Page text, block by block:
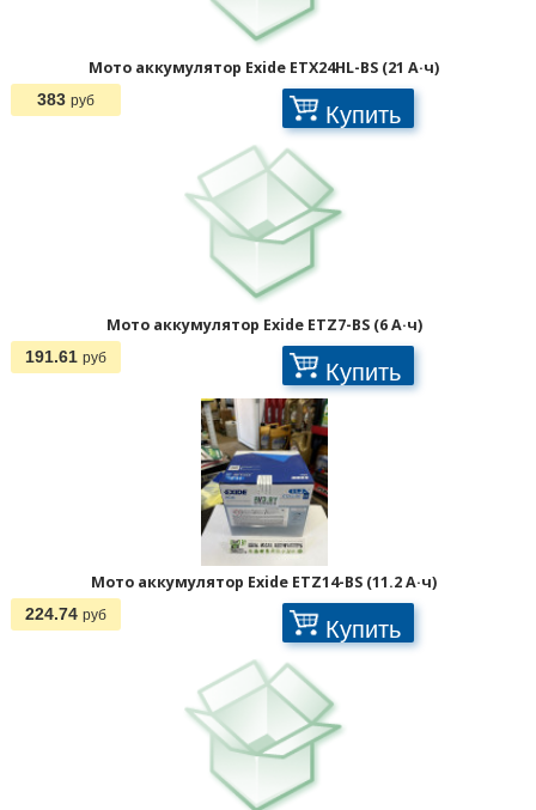
Мото аккумулятор Exide ETX24HL-BS (21 А·ч)
383 руб Купить
Мото аккумулятор Exide ETZ7-BS (6 А·ч)
191.61 руб Купить
Мото аккумулятор Exide ETZ14-BS (11.2 А·ч)
224.74 руб Купить